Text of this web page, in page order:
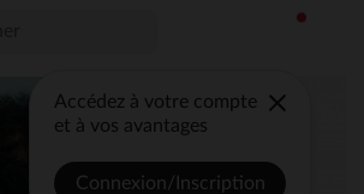
Accédez à votre compte
et à vos avantages
Connexion/Inscription